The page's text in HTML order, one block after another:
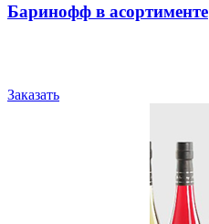
Баринофф в асортименте
Заказать